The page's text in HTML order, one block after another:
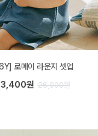
로메이 라운지 셋업
원 26,000원